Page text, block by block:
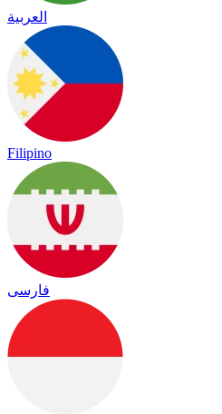
العربية
Filipino
فارسی